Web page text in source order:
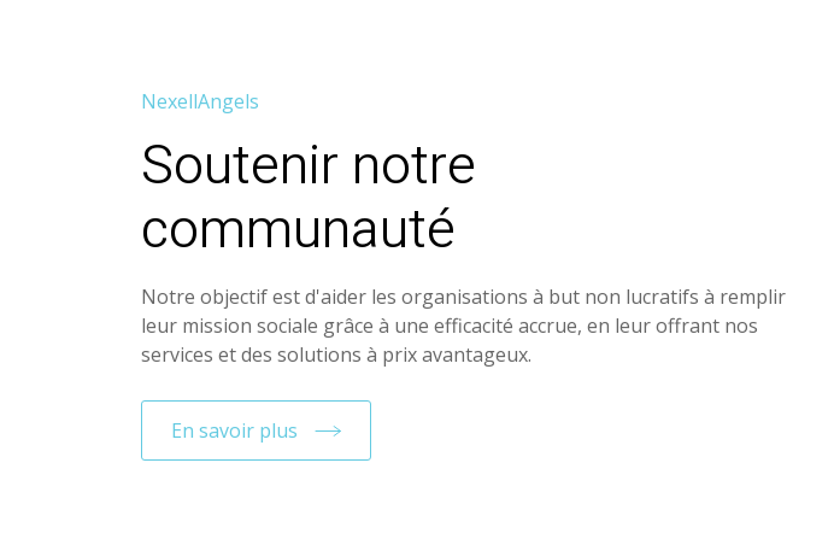
NexellAngels
Soutenir notre
communauté
Notre objectif est d'aider les organisations à but non lucratifs à remplir
leur mission sociale grâce à une efficacité accrue, en leur offrant nos
services et des solutions à prix avantageux.
En savoir plus